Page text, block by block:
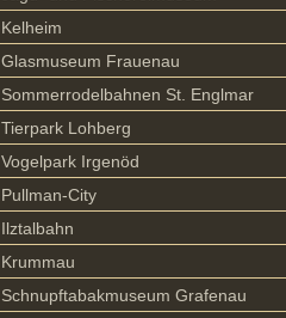
Kelheim
Glasmuseum Frauenau
Sommerrodelbahnen St. Englmar
Tierpark Lohberg
Vogelpark Irgenöd
Pullman-City
Ilztalbahn
Krummau
Schnupftabakmuseum Grafenau